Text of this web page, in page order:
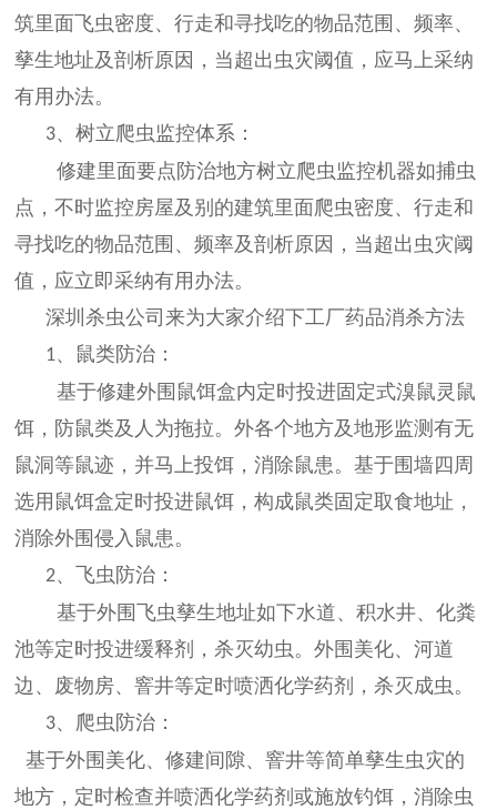
筑里面飞虫密度、行走和寻找吃的物品范围、频率、
孳生地址及剖析原因，当超出虫灾阈值，应马上采纳
有用办法。
3、树立爬虫监控体系：
修建里面要点防治地方树立爬虫监控机器如捕虫
点，不时监控房屋及别的建筑里面爬虫密度、行走和
寻找吃的物品范围、频率及剖析原因，当超出虫灾阈
值，应立即采纳有用办法。
深圳杀虫公司来为大家介绍下工厂药品消杀方法
1、鼠类防治：
基于修建外围鼠饵盒内定时投进固定式溴鼠灵鼠
饵，防鼠类及人为拖拉。外各个地方及地形监测有无
鼠洞等鼠迹，并马上投饵，消除鼠患。基于围墙四周
选用鼠饵盒定时投进鼠饵，构成鼠类固定取食地址，
消除外围侵入鼠患。
2、飞虫防治：
基于外围飞虫孳生地址如下水道、积水井、化粪
池等定时投进缓释剂，杀灭幼虫。外围美化、河道
边、废物房、窨井等定时喷洒化学药剂，杀灭成虫。
3、爬虫防治：
基于外围美化、修建间隙、窨井等简单孳生虫灾的
地方，定时检查并喷洒化学药剂或施放钓饵，消除虫